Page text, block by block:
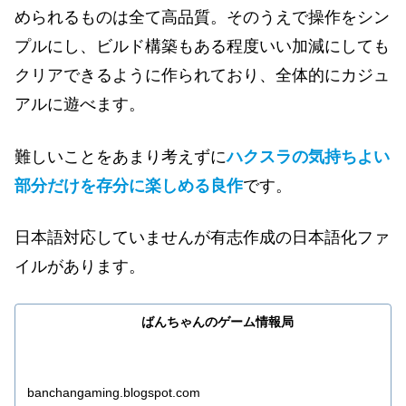
められるものは全て高品質。そのうえで操作をシン
プルにし、ビルド構築もある程度いい加減にしても
クリアできるように作られており、全体的にカジュ
アルに遊べます。
難しいことをあまり考えずにハクスラの気持ちよい
部分だけを存分に楽しめる良作です。
日本語対応していませんが有志作成の日本語化ファ
イルがあります。
ばんちゃんのゲーム情報局
banchangaming.blogspot.com